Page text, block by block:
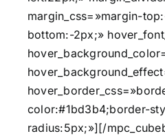
margin_css=»margin-
bottom:-2px;»
color:#1bd3b4;border-
radius:5px;»][/